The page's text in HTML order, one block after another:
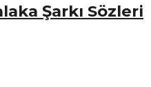
Şarkı Sözleri